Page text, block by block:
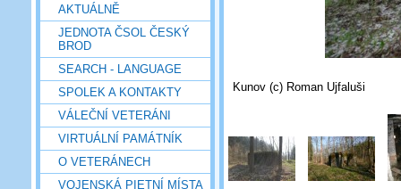
AKTUÁLNĚ
JEDNOTA ČSOL ČESKÝ
BROD
SEARCH - LANGUAGE
SPOLEK A KONTAKTY
VÁLEČNÍ VETERÁNI
VIRTUÁLNÍ PAMÁTNÍK
O VETERÁNECH
VOJENSKÁ PIETNÍ MÍSTA
Kunov (c) Roman Ujfaluši